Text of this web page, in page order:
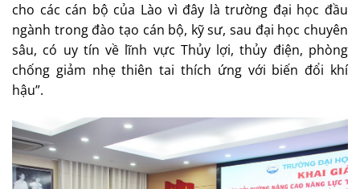
cho các cán bộ của Lào vì đây là trường đại học đầu
ngành trong đào tạo cán bộ, kỹ sư, sau đại học chuyên
sâu, có uy tín về lĩnh vực Thủy lợi, thủy điện, phòng
chống giảm nhẹ thiên tai thích ứng với biến đổi khí
hậu”.